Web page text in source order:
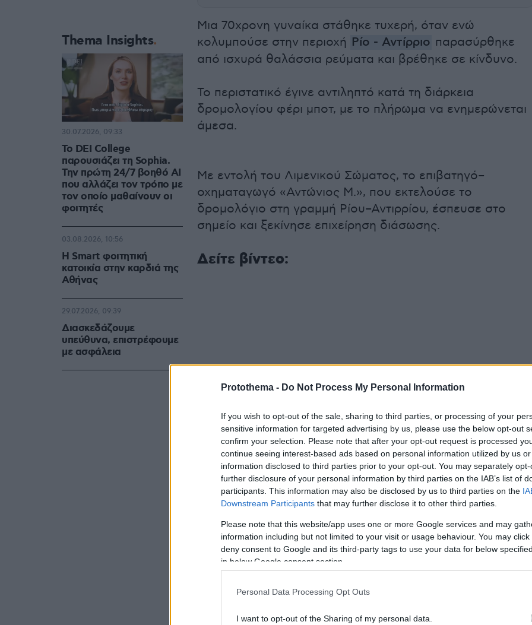
Protothema - Do Not Process My Personal Information
If you wish to opt-out of the sale, sharing to third parties, or processing of your
sensitive information for targeted advertising by us, please use the below opt-out
confirm your selection. Please note that after your opt-out request is processed
continue seeing interest-based ads based on personal information utilized by us
information disclosed to third parties prior to your opt-out. You may separately
further disclosure of your personal information by third parties on the IAB’s list of
participants. This information may also be disclosed by us to third parties on the
Downstream Participants that may further disclose it to other third parties.
Please note that this website/app uses one or more Google services and may
information including but not limited to your visit or usage behaviour. You may
deny consent to Google and its third-party tags to use your data for below
in below Google consent section.
Personal Data Processing Opt Outs
I want to opt-out of the Sharing of my personal data.
Μια 70χρονη γυναίκα στάθηκε τυχερή, όταν ενώ
κολυμπούσε στην περιοχή Ρίο - Αντίρριο παρασύρθηκε
από ισχυρά θαλάσσια ρεύματα και βρέθηκε σε κίνδυνο.
Το περιστατικό έγινε αντιληπτό κατά τη διάρκεια
δρομολογίου φέρι μποτ, με το πλήρωμα να ενημερώνεται
άμεσα.
Με εντολή του Λιμενικού Σώματος, το επιβατηγό–
οχηματαγωγό «Αντώνιος Μ.», που εκτελούσε το
δρομολόγιο στη γραμμή Ρίου–Αντιρρίου, έσπευσε στο
σημείο και ξεκίνησε επιχείρηση διάσωσης.
Δείτε βίντεο:
Το πλήρωμα κινήθηκε γρήγορα και κατάφερε να την
ανασύρει με ασφάλεια από τη θάλασσα.
Στη συνέχεια, η γυναίκα μεταφέρθηκε στην ακτή, όπου
της παρασχέθηκαν οι πρώτες βοήθειες και εξετάστηκε
από γιατρούς.
Thema Insights
Το DEI College
παρουσιάζει τη Sophia.
Την πρώτη 24/7 βοηθό AI
που αλλάζει τον τρόπο με
τον οποίο μαθαίνουν οι
φοιτητές
30.07.2026, 09:33
Η Smart φοιτητική
κατοικία στην καρδιά της
Αθήνας
03.08.2026, 10:56
Διασκεδάζουμε
υπεύθυνα, επιστρέφουμε
με ασφάλεια
29.07.2026, 09:39